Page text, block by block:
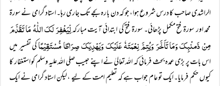
الراشدی صاحب کا درس شروع ہوا، جو کہ دن بارہ بجے تک جاری رہا۔ استاد گرامی نے سورۃ
محمد اور سورۃ فتح مکمل پڑھائی۔ سورۃ فتح کی ابتدائی آیت مبارکہلِّیَغْفِرَ لَکَ اللّٰہُ مَا تَقَدَّمَ
مِنْ ذَمنْبِکَ وَمَا تَاَخَّرَ وَیُتِمَّ نِعْمَتَہٗ عَلَیْکَ وَیَھْدِیَکَ صِرَاطًا مُّسْتَقِیْمًاکی تفسیر میں
اس بات پر بڑی عمدہ بحث فرمائی کہ اللہ تعالیٰ نے اپنے حبیب صلی اللہ علیہ وسلم کو استغفار کا
کیوں حکم فرمایا۔ ایک تو عام جواب ہے کہ تعلیم امت کے لیے ، لیکن استاد گرامی نے ایک